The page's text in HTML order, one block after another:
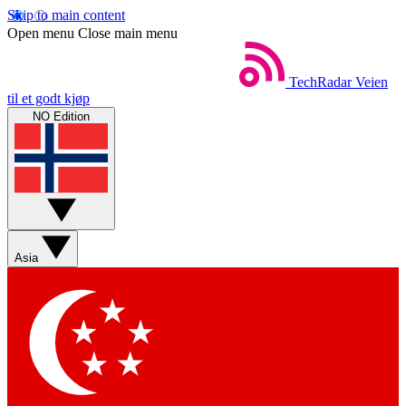
Skip to main content
Open menu Close main menu
TechRadar Veien
til et godt kjøp
NO Edition
Asia